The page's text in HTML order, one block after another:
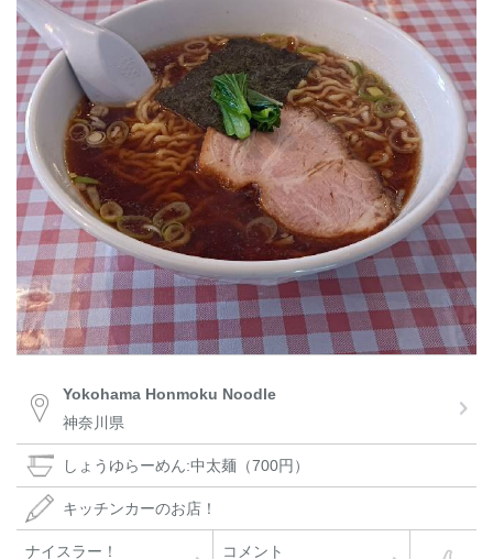
Yokohama Honmoku Noodle
神奈川県
しょうゆらーめん:中太麺（700円）
キッチンカーのお店！
ナイスラー！ コメント